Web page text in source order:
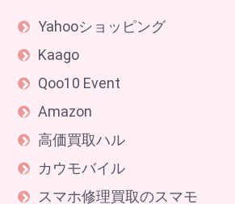
Yahooショッピング
Kaago
Qoo10 Event
Amazon
高価買取ハル
カウモバイル
スマホ修理買取のスマモ